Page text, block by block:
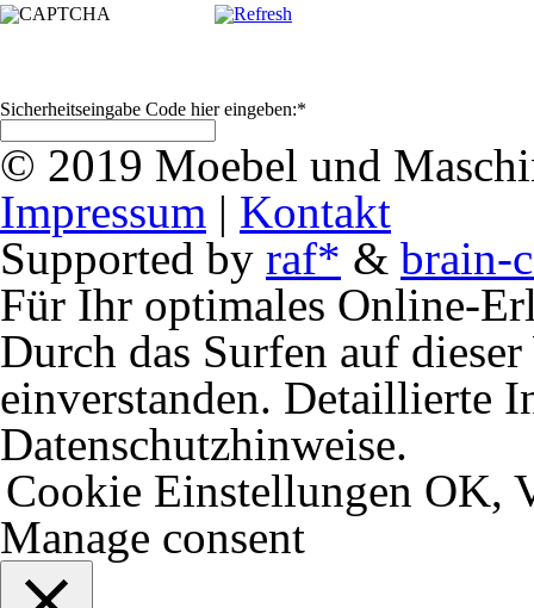
Sicherheitseingabe Code hier eingeben:*
© 2019 Moebel und
Impressum | Kontakt
Supported by raf* & brain-
Für Ihr optimales Online-
Durch das Surfen auf
einverstanden. Detaillierte
Datenschutzhinweise.
Cookie Einstellungen OK,
Manage consent